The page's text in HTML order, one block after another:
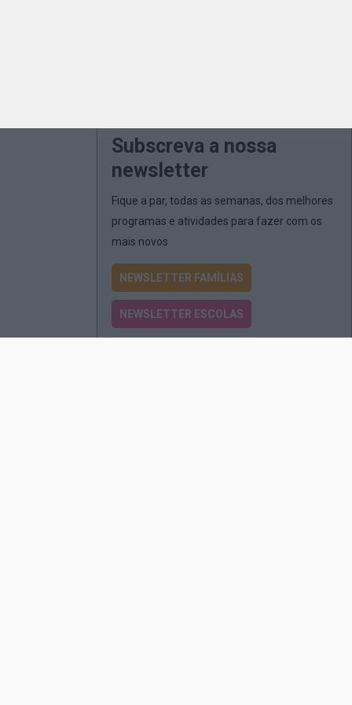
Subscreva a nossa
newsletter
Fique a par, todas as semanas, dos melhores
programas e atividades para fazer com os
mais novos
NEWSLETTER FAMÍLIAS
NEWSLETTER ESCOLAS